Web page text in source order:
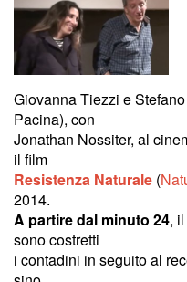
Giovanna Tiezzi e
Pacina), con
Jonathan Nossiter, al
il film
Resistenza Naturale (
2014.
A partire dal minuto 24,
sono costretti
i contadini in seguito al